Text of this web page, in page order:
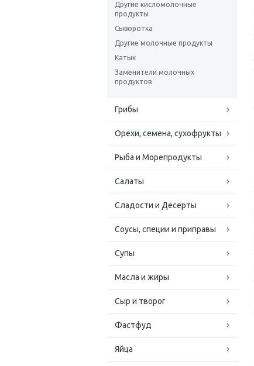
Другие кисломолочные
продукты
Сыворотка
Другие молочные продукты
Катык
Заменители молочных
продуктов
Грибы
Орехи, семена, сухофрукты
Рыба и Морепродукты
Салаты
Сладости и Десерты
Соусы, специи и приправы
Супы
Масла и жиры
Сыр и творог
Фастфуд
Яйца